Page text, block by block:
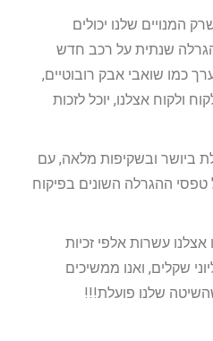
המנויים שלנו יכולים
שנתית על רכב חדש
כמו שואבי אבק רובוטיים,
ולקוח אצלנו, יוכל לזכות
ביושר ובשקיפות מלאה, עם
ההגרלה השונים בפיקוח
אצלנו עשרות אלפי זכיות
שקלים, ואנו ממשיכים
שלנו פועלת!!!